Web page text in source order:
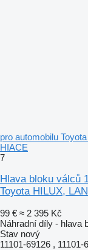
pro automobilu
HIACE
7
Hlava bloku válců
Toyota HILUX,
99 € ≈ 2 395 Kč
Náhradní díly - hlava
Stav nový
11101-69126 ,